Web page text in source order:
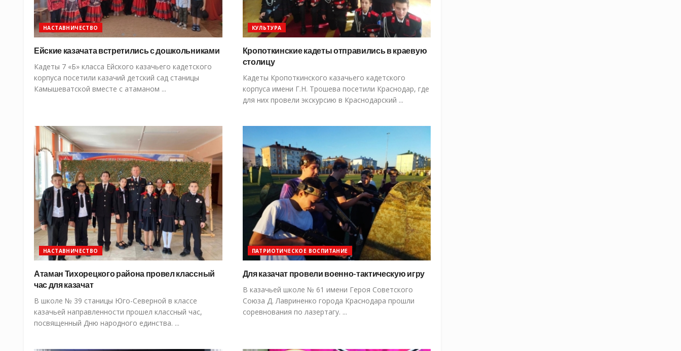
НАСТАВНИЧЕСТВО
Ейские казачата встретились с дошкольниками
Кадеты 7 «Б» класса Ейского казачьего кадетского
корпуса посетили казачий детский сад станицы
Камышеватской вместе с атаманом ...
КУЛЬТУРА
Кропоткинские кадеты отправились в краевую
столицу
Кадеты Кропоткинского казачьего кадетского
корпуса имени Г.Н. Трошева посетили Краснодар, где
для них провели экскурсию в Краснодарский ...
НАСТАВНИЧЕСТВО
Атаман Тихорецкого района провел классный
час для казачат
В школе № 39 станицы Юго-Северной в классе
казачьей направленности прошел классный час,
посвященный Дню народного единства. ...
ПАТРИОТИЧЕСКОЕ ВОСПИТАНИЕ
Для казачат провели военно-тактическую игру
В казачьей школе № 61 имени Героя Советского
Союза Д. Лавриненко города Краснодара прошли
соревнования по лазертагу. ...